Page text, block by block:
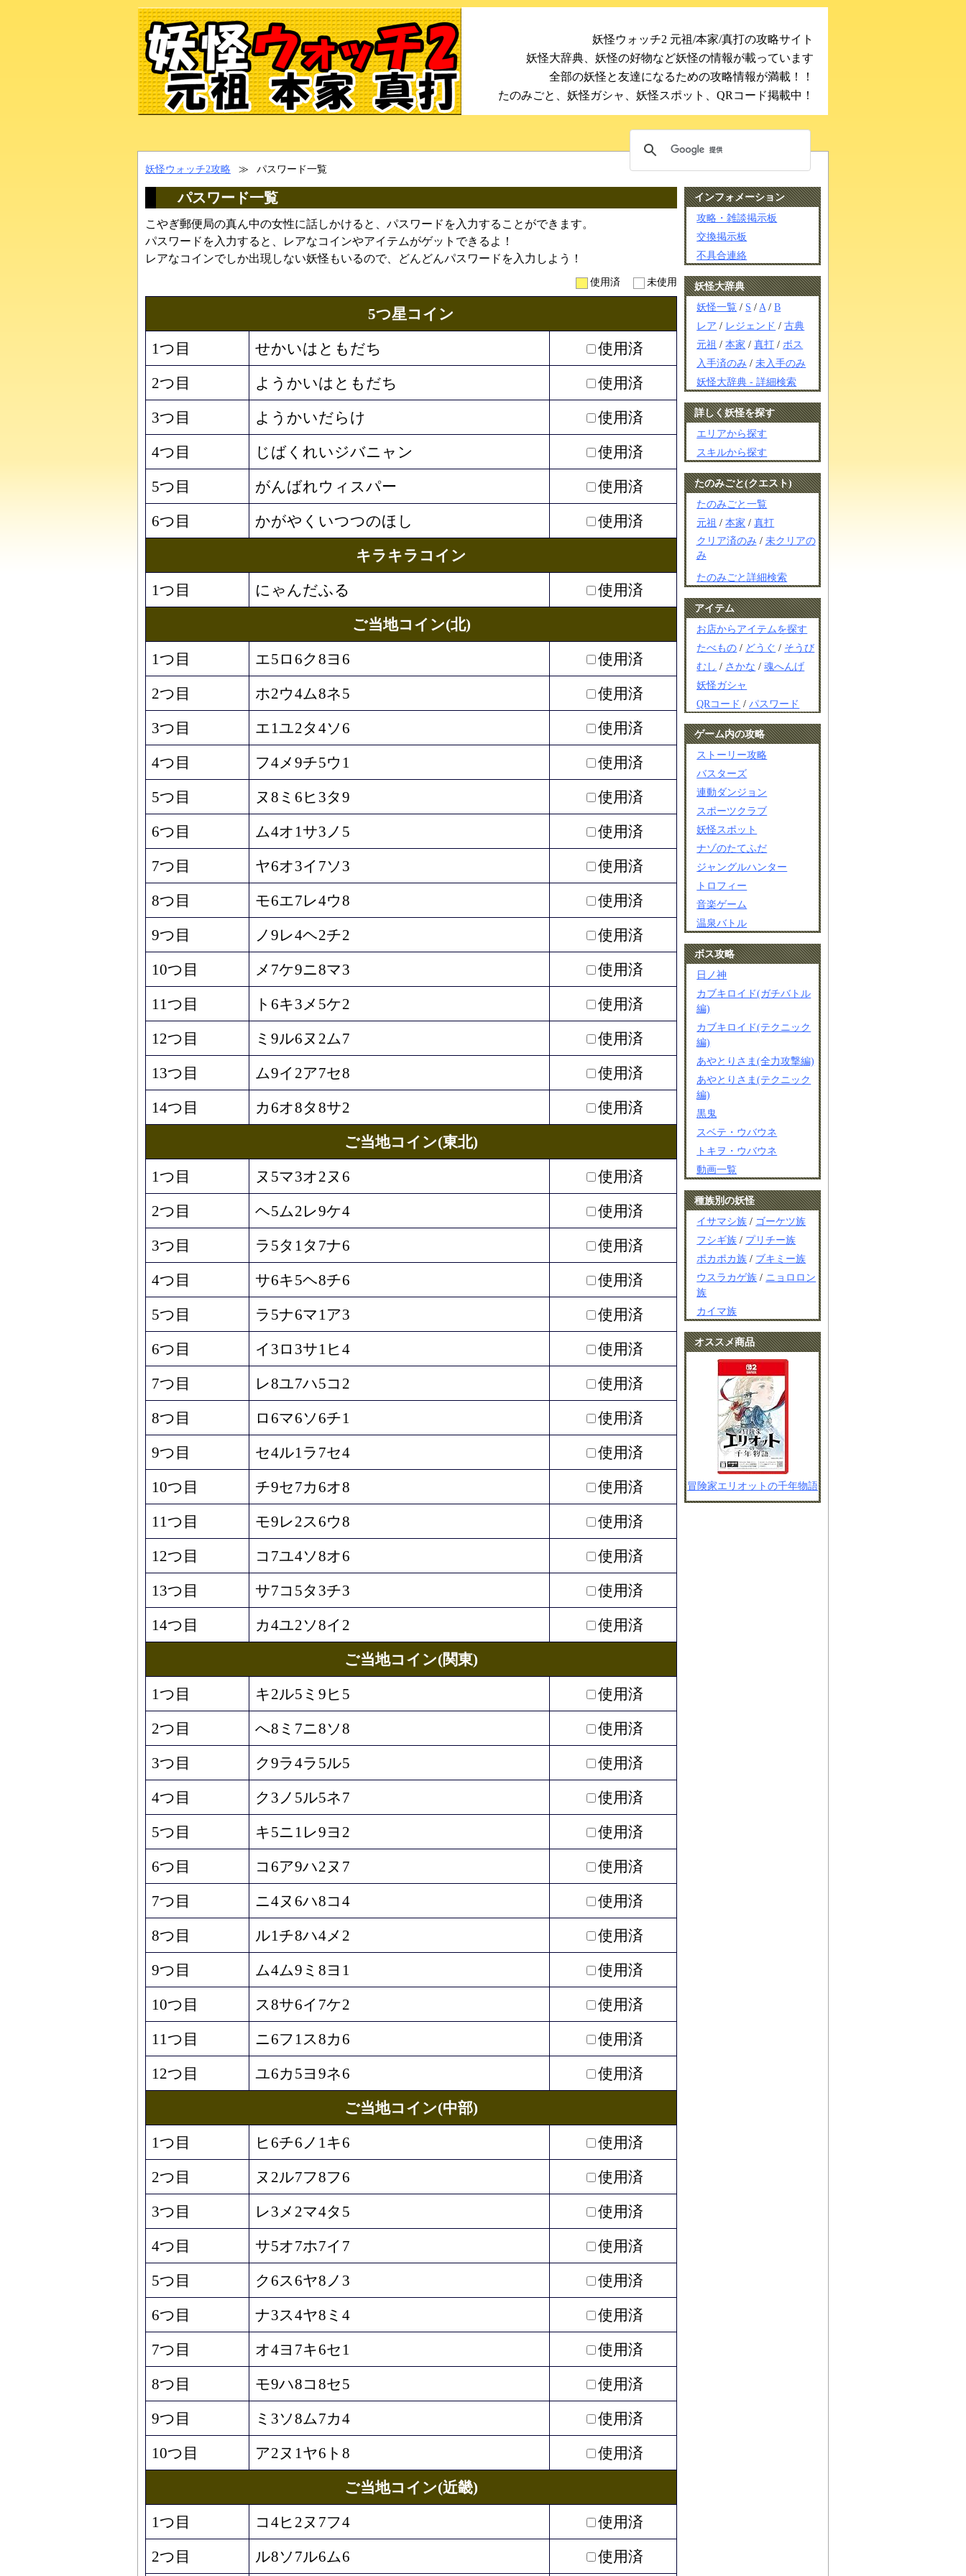
妖怪ウォッチ2 元祖/本家/真打の攻略サイト
妖怪大辞典、妖怪の好物など妖怪の情報が載っています
全部の妖怪と友達になるための攻略情報が満載！！
たのみごと、妖怪ガシャ、妖怪スポット、QRコード掲載中！
妖怪ウォッチ2攻略 ≫ パスワード一覧
パスワード一覧
こやぎ郵便局の真ん中の女性に話しかけると、パスワードを入力することができます。
パスワードを入力すると、レアなコインやアイテムがゲットできるよ！
レアなコインでしか出現しない妖怪もいるので、どんどんパスワードを入力しよう！
使用済 未使用
5つ星コイン
1つ目 せかいはともだち 使用済
2つ目 ようかいはともだち 使用済
3つ目 ようかいだらけ 使用済
4つ目 じばくれいジバニャン 使用済
5つ目 がんばれウィスパー 使用済
6つ目 かがやくいつつのほし 使用済
キラキラコイン
1つ目 にゃんだふる 使用済
ご当地コイン(北)
1つ目 エ5ロ6ク8ヨ6 使用済
2つ目 ホ2ウ4ム8ネ5 使用済
3つ目 エ1ユ2タ4ソ6 使用済
4つ目 フ4メ9チ5ウ1 使用済
5つ目 ヌ8ミ6ヒ3タ9 使用済
6つ目 ム4オ1サ3ノ5 使用済
7つ目 ヤ6オ3イ7ソ3 使用済
8つ目 モ6エ7レ4ウ8 使用済
9つ目 ノ9レ4ヘ2チ2 使用済
10つ目 メ7ケ9ニ8マ3 使用済
11つ目 ト6キ3メ5ケ2 使用済
12つ目 ミ9ル6ヌ2ム7 使用済
13つ目 ム9イ2ア7セ8 使用済
14つ目 カ6オ8タ8サ2 使用済
ご当地コイン(東北)
1つ目 ヌ5マ3オ2ヌ6 使用済
2つ目 ヘ5ム2レ9ケ4 使用済
3つ目 ラ5タ1タ7ナ6 使用済
4つ目 サ6キ5ヘ8チ6 使用済
5つ目 ラ5ナ6マ1ア3 使用済
6つ目 イ3ロ3サ1ヒ4 使用済
7つ目 レ8ユ7ハ5コ2 使用済
8つ目 ロ6マ6ソ6チ1 使用済
9つ目 セ4ル1ラ7セ4 使用済
10つ目 チ9セ7カ6オ8 使用済
11つ目 モ9レ2ス6ウ8 使用済
12つ目 コ7ユ4ソ8オ6 使用済
13つ目 サ7コ5タ3チ3 使用済
14つ目 カ4ユ2ソ8イ2 使用済
ご当地コイン(関東)
1つ目 キ2ル5ミ9ヒ5 使用済
2つ目 へ8ミ7ニ8ソ8 使用済
3つ目 ク9ラ4ラ5ル5 使用済
4つ目 ク3ノ5ル5ネ7 使用済
5つ目 キ5ニ1レ9ヨ2 使用済
6つ目 コ6ア9ハ2ヌ7 使用済
7つ目 ニ4ヌ6ハ8コ4 使用済
8つ目 ル1チ8ハ4メ2 使用済
9つ目 ム4ム9ミ8ヨ1 使用済
10つ目 ス8サ6イ7ケ2 使用済
11つ目 ニ6フ1ス8カ6 使用済
12つ目 ユ6カ5ヨ9ネ6 使用済
ご当地コイン(中部)
1つ目 ヒ6チ6ノ1キ6 使用済
2つ目 ヌ2ル7フ8フ6 使用済
3つ目 レ3メ2マ4タ5 使用済
4つ目 サ5オ7ホ7イ7 使用済
5つ目 ク6ス6ヤ8ノ3 使用済
6つ目 ナ3ス4ヤ8ミ4 使用済
7つ目 オ4ヨ7キ6セ1 使用済
8つ目 モ9ハ8コ8セ5 使用済
9つ目 ミ3ソ8ム7カ4 使用済
10つ目 ア2ヌ1ヤ6ト8 使用済
ご当地コイン(近畿)
1つ目 コ4ヒ2ヌ7フ4 使用済
2つ目 ル8ソ7ル6ム6 使用済
インフォメーション
攻略・雑談掲示板
交換掲示板
不具合連絡
妖怪大辞典
妖怪一覧 / S / A /B
レア / レジェンド /古典
元祖 /本家 /真打 / ボス
入手済のみ /未入手のみ
妖怪大辞典 - 詳細検索
詳しく妖怪を探す
エリアから探す
スキルから探す
たのみごと(クエスト)
たのみごと一覧
元祖 /本家 /真打
クリア済のみ / 未クリアの
み
たのみごと詳細検索
アイテム
お店からアイテムを探す
たべもの / どうぐ / そうび
むし / さかな /魂へんげ
妖怪ガシャ
QRコード /パスワード
ゲーム内の攻略
ストーリー攻略
バスターズ
連動ダンジョン
スポーツクラブ
妖怪スポット
ナゾのたてふだ
ジャングルハンター
トロフィー
音楽ゲーム
温泉バトル
ボス攻略
日ノ神
カブキロイド(ガチバトル
編)
カブキロイド(テクニック
編)
あやとりさま(全力攻撃編)
あやとりさま(テクニック
編)
黒鬼
スベテ・ウバウネ
トキヲ・ウバウネ
動画一覧
種族別の妖怪
イサマシ族 / ゴーケツ族
フシギ族 / プリチー族
ポカポカ族 / ブキミー族
ウスラカゲ族 / ニョロロン
族
カイマ族
オススメ商品
冒険家エリオットの千年物語